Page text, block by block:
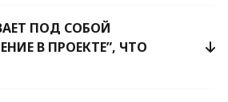
ПОД СОБОЙ
В ПРОЕКТЕ”, ЧТО